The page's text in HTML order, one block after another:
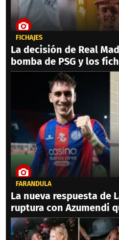
FICHAJES
La decisión de Real
bomba de PSG y los
FARÁNDULA
La nueva respuesta de
ruptura con Azumendi